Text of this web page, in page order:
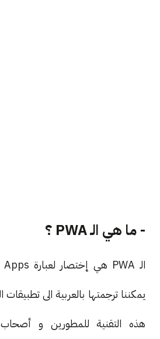
- ما هي الـ PWA ؟
يمكننا ترجمتها بالعربية الى
هذه التقنية للمطورين و